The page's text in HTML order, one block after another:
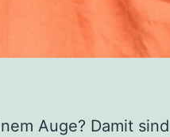
Auge? Damit